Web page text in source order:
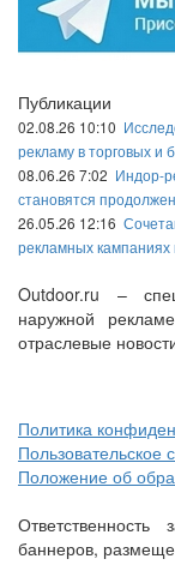
Публикации
02.08.26 10:10
рекламу в торговых и
08.06.26 7:02 Индор-
становятся
26.05.26 12:16
рекламных
Outdoor.ru –
наружной
отраслевые
Политика
Пользовательское
Положение об
баннеров,